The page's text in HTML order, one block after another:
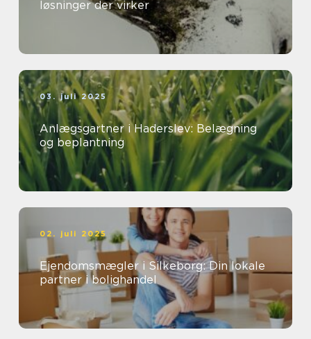
løsninger der virker
03. juli 2025
Anlægsgartner i Haderslev: Belægning
og beplantning
02. juli 2025
Ejendomsmægler i Silkeborg: Din lokale
partner i bolighandel